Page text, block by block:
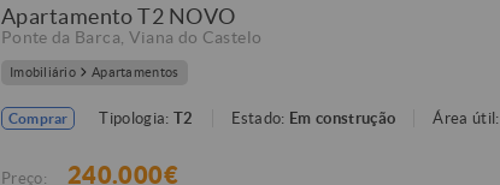
Apartamento T2 NOVO
Ponte da Barca Viana do Castelo
Imobiliário Apartamentos
Comprar Tipologia: T2 Estado: Em construção Área útil:
Preço: 240.000€